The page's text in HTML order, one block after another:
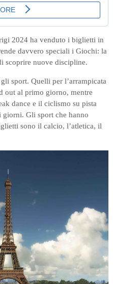
2024 ha venduto i biglietti in
davvero speciali i Giochi: la
scoprire nuove discipline.
sport. Quelli per l’arrampicata
out al primo giorno, mentre
dance e il ciclismo su pista
giorni. Gli sport che hanno
sono il calcio, l’atletica, il